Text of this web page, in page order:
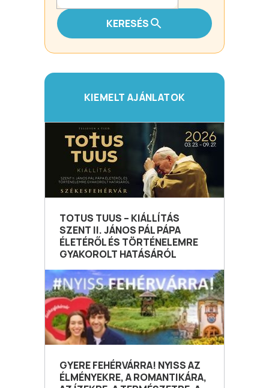
KERESÉS
KIEMELT AJÁNLATOK
TOTUS TUUS – KIÁLLÍTÁS
SZENT II. JÁNOS PÁL PÁPA
ÉLETÉRŐL ÉS TÖRTÉNELEMRE
GYAKOROLT HATÁSÁRÓL
GYERE FEHÉRVÁRRA! NYISS AZ
ÉLMÉNYEKRE, A ROMANTIKÁRA,